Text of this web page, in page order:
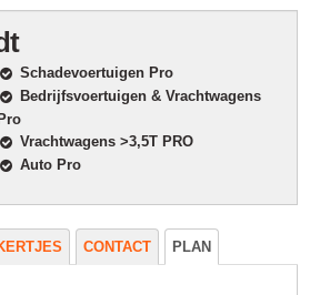
Schadevoertuigen Pro
Bedrijfsvoertuigen & Vrachtwagens
Pro
Vrachtwagens >3,5T PRO
Auto Pro
CONTACT PLAN